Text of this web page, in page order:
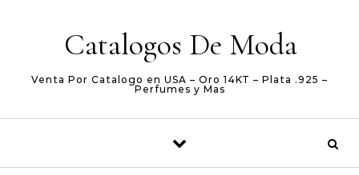
Catalogos De Moda
Venta Por Catalogo en USA – Oro 14KT – Plata .925 –
Perfumes y Mas